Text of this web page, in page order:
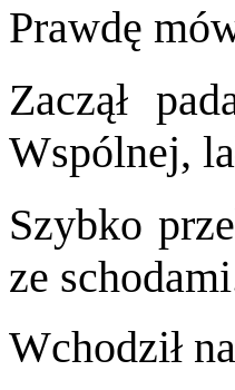
Prawdę
Zaczął
Wspólnej,
Szybko
ze
Wchodził